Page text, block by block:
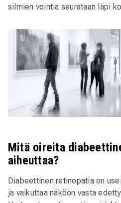
silmien vointia seurataan läpi
Mitä oireita
aiheuttaa?
Diabeettinen retinopatia on
ja vaikuttaa näköön vasta